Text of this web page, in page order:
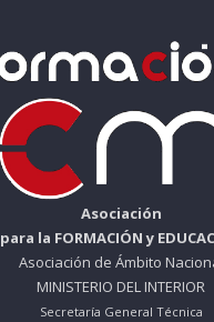
Asociación
para la FORMACIÓN y
Asociación de Ámbito
MINISTERIO DEL INTERIOR
Secretaría General Técnica